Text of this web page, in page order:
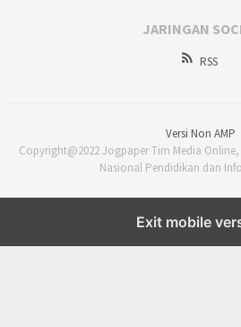
JARINGAN
RSS
Versi Non AMP
Copyright@2022 Jogpaper Tim Media
Nasional Pendidikan dan
Exit mobile